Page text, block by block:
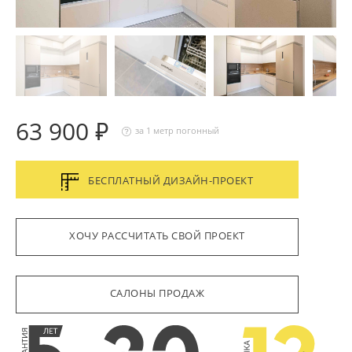
63 900 ₽ за 1 метр погонный
БЕСПЛАТНЫЙ ДИЗАЙН-ПРОЕКТ
ХОЧУ РАССЧИТАТЬ СВОЙ ПРОЕКТ
САЛОНЫ ПРОДАЖ